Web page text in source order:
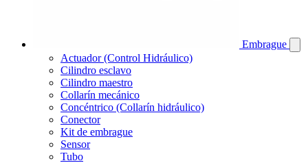
Embrague
Actuador (Control Hidráulico)
Cilindro esclavo
Cilindro maestro
Collarín mecánico
Concéntrico (Collarín hidráulico)
Conector
Kit de embrague
Sensor
Tubo